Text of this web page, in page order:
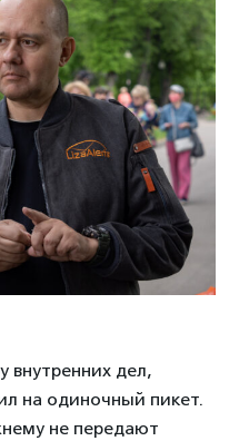
внутренних дел,
на одиночный пикет.
не передают